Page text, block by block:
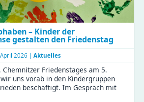
– Kinder der
gestalten den Friedenstag
2026 | Aktuelles
Chemnitzer Friedenstages am 5.
uns vorab in den Kindergruppen
beschäftigt. Im Gespräch mit